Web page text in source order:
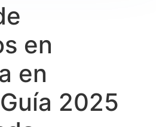
en
en
2025